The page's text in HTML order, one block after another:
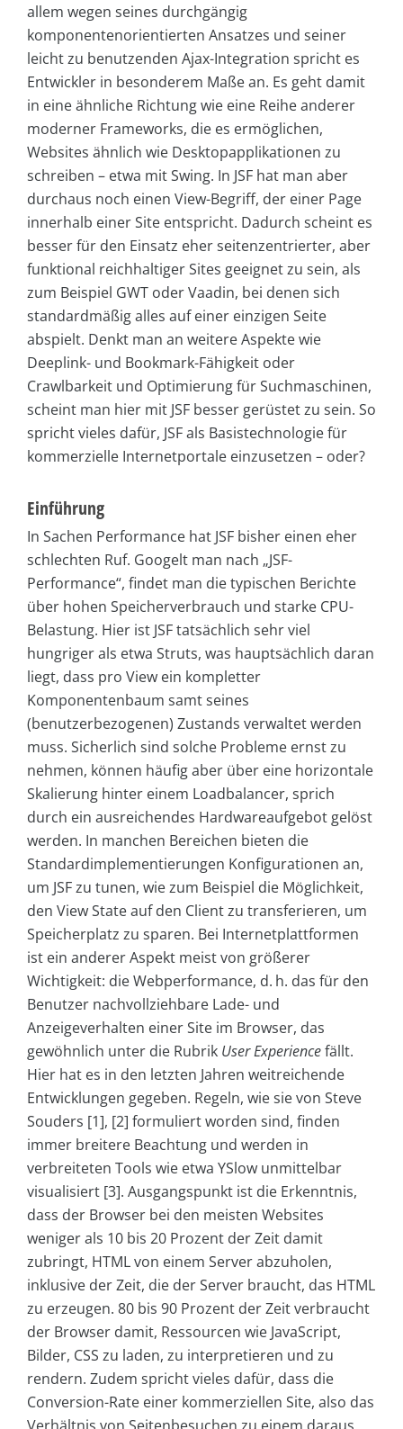
allem wegen seines durchgängig
komponentenorientierten Ansatzes und seiner
leicht zu benutzenden Ajax-Integration spricht es
Entwickler in besonderem Maße an. Es geht damit
in eine ähnliche Richtung wie eine Reihe anderer
moderner Frameworks, die es ermöglichen,
Websites ähnlich wie Desktopapplikationen zu
schreiben – etwa mit Swing. In JSF hat man aber
durchaus noch einen View-Begriff, der einer Page
innerhalb einer Site entspricht. Dadurch scheint es
besser für den Einsatz eher seitenzentrierter, aber
funktional reichhaltiger Sites geeignet zu sein, als
zum Beispiel GWT oder Vaadin, bei denen sich
standardmäßig alles auf einer einzigen Seite
abspielt. Denkt man an weitere Aspekte wie
Deeplink- und Bookmark-Fähigkeit oder
Crawlbarkeit und Optimierung für Suchmaschinen,
scheint man hier mit JSF besser gerüstet zu sein. So
spricht vieles dafür, JSF als Basistechnologie für
kommerzielle Internetportale einzusetzen – oder?
Einführung
In Sachen Performance hat JSF bisher einen eher
schlechten Ruf. Googelt man nach „JSF-
Performance“, findet man die typischen Berichte
über hohen Speicherverbrauch und starke CPU-
Belastung. Hier ist JSF tatsächlich sehr viel
hungriger als etwa Struts, was hauptsächlich daran
liegt, dass pro View ein kompletter
Komponentenbaum samt seines
(benutzerbezogenen) Zustands verwaltet werden
muss. Sicherlich sind solche Probleme ernst zu
nehmen, können häufig aber über eine horizontale
Skalierung hinter einem Loadbalancer, sprich
durch ein ausreichendes Hardwareaufgebot gelöst
werden. In manchen Bereichen bieten die
Standardimplementierungen Konfigurationen an,
um JSF zu tunen, wie zum Beispiel die Möglichkeit,
den View ­State auf den Client zu transferieren, um
Speicherplatz zu sparen. Bei Internetplattformen
ist ein anderer Aspekt meist von größerer
Wichtigkeit: die Webperformance, d. h. das für den
Benutzer nachvollziehbare Lade- und
Anzeigeverhalten einer Site im Browser, das
gewöhnlich unter die Rubrik User Experiencefällt.
Hier hat es in den letzten Jahren weitreichende
Entwicklungen gegeben. Regeln, wie sie von Steve
Souders [1], [2] formuliert worden sind, finden
immer breitere Beachtung und werden in
verbreiteten Tools wie etwa YSlow unmittelbar
visualisiert [3]. Ausgangspunkt ist die Erkenntnis,
dass der Browser bei den meisten Websites
weniger als 10 bis 20 Prozent der Zeit damit
zubringt, HTML von einem Server abzuholen,
inklusive der Zeit, die der Server braucht, das HTML
zu erzeugen. 80 bis 90 Prozent der Zeit verbraucht
der Browser damit, Ressourcen wie JavaScript,
Bilder, CSS zu laden, zu interpretieren und zu
rendern. Zudem spricht vieles dafür, dass die
Conversion-Rate einer kommerziellen Site, also das